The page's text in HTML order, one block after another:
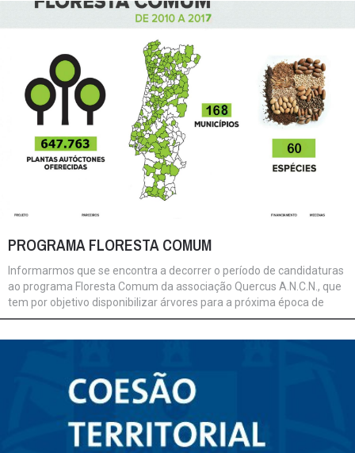
PROGRAMA FLORESTA COMUM
Informarmos que se encontra a decorrer o período de candidaturas
ao programa Floresta Comum da associação Quercus A.N.C.N., que
tem por objetivo disponibilizar árvores para a próxima época de
reflorestação a realizar idealmente entre novembro de 2021 e
próximo dia 30 de setembro de 2021.